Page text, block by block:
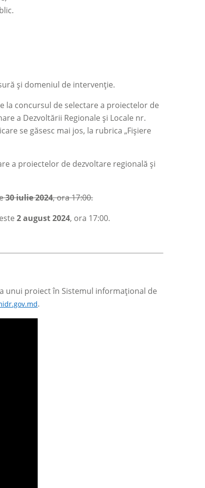
și domeniul de intervenție.
la concursul de selectare a proiectelor de
a Dezvoltării Regionale și Locale nr.
se găsesc mai jos, la rubrica „Fișiere
a proiectelor de dezvoltare regională și
30 iulie 2024, ora 17:00.
2 august 2024, ora 17:00.
unui proiect în Sistemul informațional de
.